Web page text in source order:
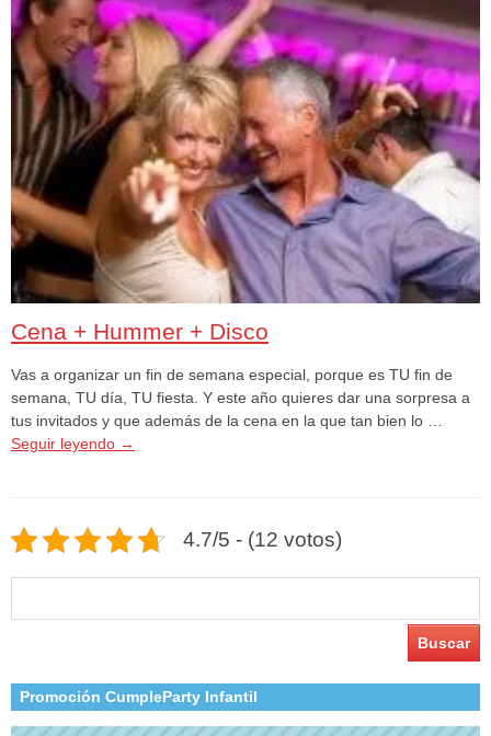
Cena + Hummer + Disco
Vas a organizar un fin de semana especial, porque es TU fin de
semana, TU día, TU fiesta. Y este año quieres dar una sorpresa a
tus invitados y que además de la cena en la que tan bien lo …
Seguir leyendo →
4.7/5 - (12 votos)
Promoción CumpleParty Infantil